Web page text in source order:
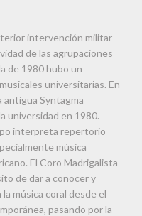
intervención militar
de las agrupaciones
de 1980 hubo un
universitarias. En
antigua Syntagma
universidad en 1980.
interpreta repertorio
música
El Coro Madrigalista
de dar a conocer y
música coral desde el
pasando por la